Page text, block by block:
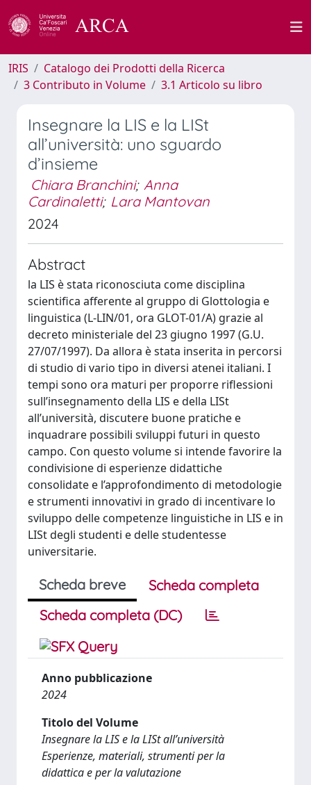
IRIS
Catalogo dei Prodotti della Ricerca
3 Contributo in Volume
3.1 Articolo su libro
Insegnare la LIS e la LISt
all’università: uno sguardo
d’insieme
Chiara Branchini; Anna
Cardinaletti; Lara Mantovan
2024
Abstract
la LIS è stata riconosciuta come disciplina
scientifica afferente al gruppo di Glottologia e
linguistica (L-LIN/01, ora GLOT-01/A) grazie al
decreto ministeriale del 23 giugno 1997 (G.U.
27/07/1997). Da allora è stata inserita in percorsi
di studio di vario tipo in diversi atenei italiani. I
tempi sono ora maturi per proporre riflessioni
sull’insegnamento della LIS e della LISt
all’università, discutere buone pratiche e
inquadrare possibili sviluppi futuri in questo
campo. Con questo volume si intende favorire la
condivisione di esperienze didattiche
consolidate e l’approfondimento di metodologie
e strumenti innovativi in grado di incentivare lo
sviluppo delle competenze linguistiche in LIS e in
LISt degli studenti e delle studentesse
universitarie.
Scheda breve
Scheda completa
Scheda completa (DC)
Anno pubblicazione
2024
Titolo del Volume
Insegnare la LIS e la LISt all’università
Esperienze, materiali, strumenti per la
didattica e per la valutazione